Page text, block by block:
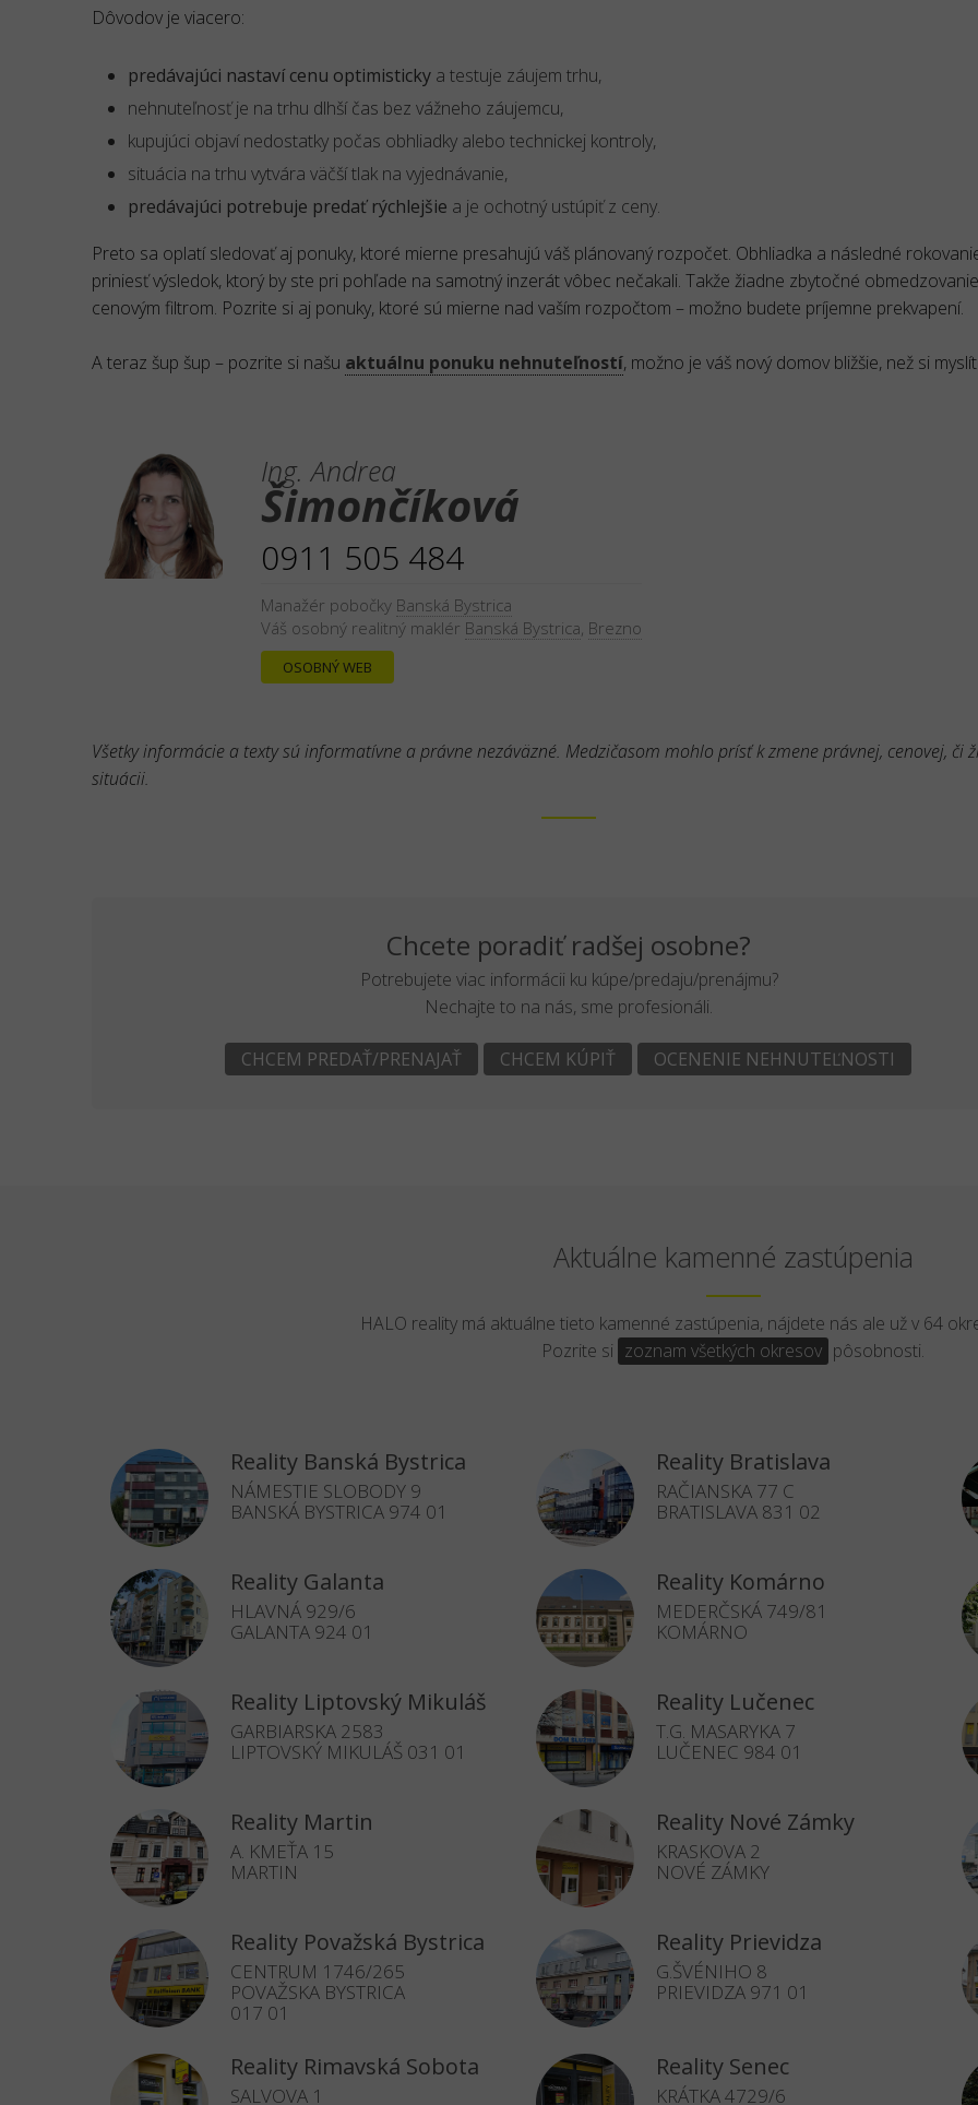
Dôvodov je viacero:
predávajúci nastaví cenu optimistickya testuje záujem trhu,
nehnuteľnosť je na trhu dlhší čas bez vážneho záujemcu,
kupujúci objaví nedostatky počas obhliadky alebo technickej kontroly,
situácia na trhu vytvára väčší tlak na vyjednávanie,
predávajúci potrebuje predať rýchlejšie a je ochotný ustúpiť z ceny.
Preto sa oplatí sledovať aj ponuky, ktoré mierne presahujú váš plánovaný rozpočet. Obhliadka a následné
priniesť výsledok, ktorý by ste pri pohľade na samotný inzerát vôbec nečakali. Takže žiadne zbytočné
cenovým filtrom. Pozrite si aj ponuky, ktoré sú mierne nad vaším rozpočtom – možno budete príjemne prekvapení.
A teraz šup šup – pozrite si našu aktuálnu ponuku nehnuteľností, možno je váš nový domov bližšie, než si
Ing. Andrea
Šimončíková
0911 505 484
Manažér pobočky Banská Bystrica
Váš osobný realitný maklér Banská Bystrica, Brezno
OSOBNÝ WEB
Všetky informácie a texty sú informatívne a právne nezáväzné. Medzičasom mohlo prísť k zmene právnej, cenovej, či
situácii.
Chcete poradiť radšej osobne?
Potrebujete viac informácii ku kúpe/predaju/prenájmu?
Nechajte to na nás, sme profesionáli.
CHCEM PREDAŤ/PRENAJAŤ CHCEM KÚPIŤ OCENENIE NEHNUTEĽNOSTI
Aktuálne kamenné zastúpenia
HALO reality má aktuálne tieto kamenné zastúpenia, nájdete nás ale už v 64
Pozrite si zoznam všetkých okresov pôsobnosti.
Reality Banská Bystrica
NÁMESTIE SLOBODY 9
BANSKÁ BYSTRICA 974 01
Reality Bratislava
RAČIANSKA 77 C
BRATISLAVA 831 02
Reality Galanta
HLAVNÁ 929/6
GALANTA 924 01
Reality Komárno
MEDERČSKÁ 749/81
KOMÁRNO
Reality Liptovský Mikuláš
GARBIARSKA 2583
LIPTOVSKÝ MIKULÁŠ 031 01
Reality Lučenec
T.G. MASARYKA 7
LUČENEC 984 01
Reality Martin
A. KMEŤA 15
MARTIN
Reality Nové Zámky
KRASKOVA 2
NOVÉ ZÁMKY
Reality Považská Bystrica
CENTRUM 1746/265
POVAŽSKA BYSTRICA
017 01
Reality Prievidza
G.ŠVÉNIHO 8
PRIEVIDZA 971 01
Reality Rimavská Sobota
SALVOVA 1
Reality Senec
KRÁTKA 4729/6